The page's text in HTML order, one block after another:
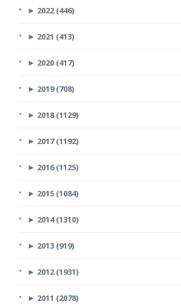
► 2022 (446)
► 2021 (413)
► 2020 (417)
► 2019 (708)
► 2018 (1129)
► 2017 (1192)
► 2016 (1125)
► 2015 (1084)
► 2014 (1310)
► 2013 (919)
► 2012 (1931)
► 2011 (2078)